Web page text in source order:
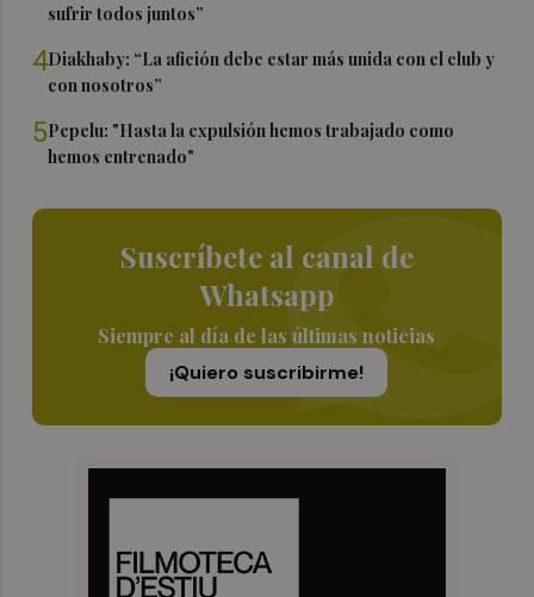
sufrir todos juntos”
4Diakhaby: “La afición debe estar más unida con el club y
con nosotros”
5Pepelu: "Hasta la expulsión hemos trabajado como
hemos entrenado"
Suscríbete al canal de
Whatsapp
Siempre al día de las últimas noticias
¡Quiero suscribirme!